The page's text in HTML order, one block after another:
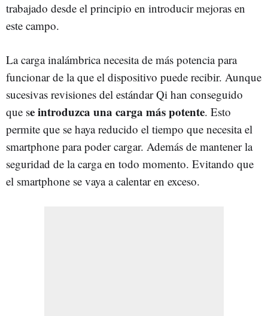
trabajado desde el principio en introducir mejoras en
este campo.
La carga inalámbrica necesita de más potencia para
funcionar de la que el dispositivo puede recibir. Aunque
sucesivas revisiones del estándar Qi han conseguido
que se introduzca una carga más potente. Esto
permite que se haya reducido el tiempo que necesita el
smartphone para poder cargar. Además de mantener la
seguridad de la carga en todo momento. Evitando que
el smartphone se vaya a calentar en exceso.